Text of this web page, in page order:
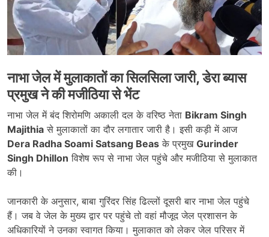
नाभा जेल में मुलाकातों का सिलसिला जारी, डेरा ब्यास
प्रमुख ने की मजीठिया से भेंट
नाभा जेल में बंद शिरोमणि अकाली दल के वरिष्ठ नेता Bikram Singh
Majithia से मुलाकातों का दौर लगातार जारी है। इसी कड़ी में आज
Dera Radha Soami Satsang Beas के प्रमुख Gurinder
Singh Dhillon विशेष रूप से नाभा जेल पहुंचे और मजीठिया से मुलाकात
की।
जानकारी के अनुसार, बाबा गुरिंदर सिंह ढिल्लों दूसरी बार नाभा जेल पहुंचे
हैं। जब वे जेल के मुख्य द्वार पर पहुंचे तो वहां मौजूद जेल प्रशासन के
अधिकारियों ने उनका स्वागत किया। मुलाकात को लेकर जेल परिसर में